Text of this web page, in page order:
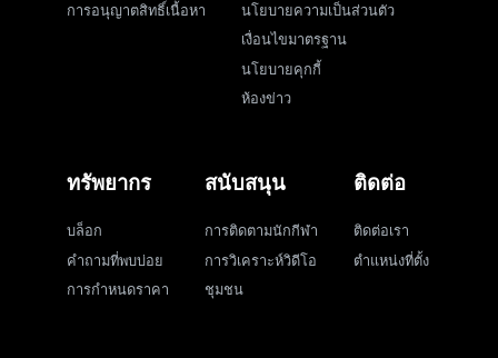
การอนุญาตสิทธิ์เนื้อหา นโยบายความเป็นส่วนตัว
เงื่อนไขมาตรฐาน
นโยบายคุกกี้
ห้องข่าว
ทรัพยากร
บล็อก
คำถามที่พบบ่อย
การกำหนดราคา
สนับสนุน
การติดตามนักกีฬา
การวิเคราะห์วิดีโอ
ชุมชน
ติดต่อ
ติดต่อเรา
ตำแหน่งที่ตั้ง